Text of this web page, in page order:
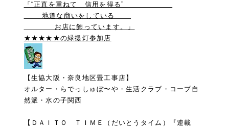
「“正直を重ねて 信用を得る”
地道な商いをしている
お店に飾っています。」
★★★★★の緑提灯参加店
【生協大阪・奈良地区畳工事店】
オルター・らでっしゅぼ〜や・生活クラブ・コープ自
然派・水の子関西
【ＤＡＩＴＯ ＴＩＭＥ（だいとうタイム）『連載